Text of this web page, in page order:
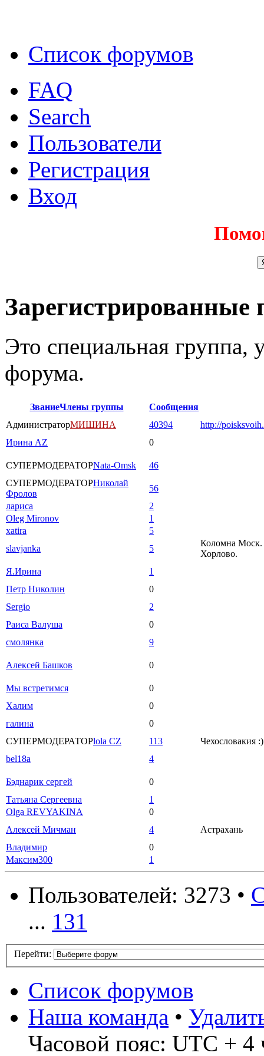
Список форумов
FAQ
Search
Пользователи
Регистрация
Вход
Зарегистрированные
Это специальная группа,
форума.
ЗваниеЧлены группы
Сообщения
АдминистраторМИШИНА 40394
http://
Ирина AZ
0
СУПЕРМОДЕРАТОРNata-Omsk
46
СУПЕРМОДЕРАТОРНиколай
Фролов
56
лариса
2
Oleg Mironov
1
xatira
5
slavjanka
5
Коломна Моск.
Хорлово.
Я.Ирина
1
Петр Николин
0
Sergio
2
Раиса Валуша
0
смолянка
9
Алексей Башков 0
Мы встретимся
0
Халим
0
галина
0
СУПЕРМОДЕРАТОРlola CZ 113
Чехословакия :)
bel18a
4
Бэднарик сергей
0
Татьяна Сергеевна
1
Olga REVYAKINA
0
Алексей Мичман
4
Астрахань
Владимир
0
Максим300
1
Пользователей: 3273 •
... 131
Перейти:
Список форумов
Наша команда •
Часовой пояс: UTC + 4